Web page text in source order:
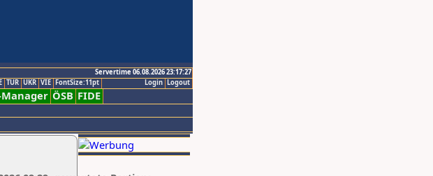
Servertime 06.08.2026 23:17:27
Logout
Login
TUR UKR VIE FontSize:11pt
Manager ÖSB FIDE